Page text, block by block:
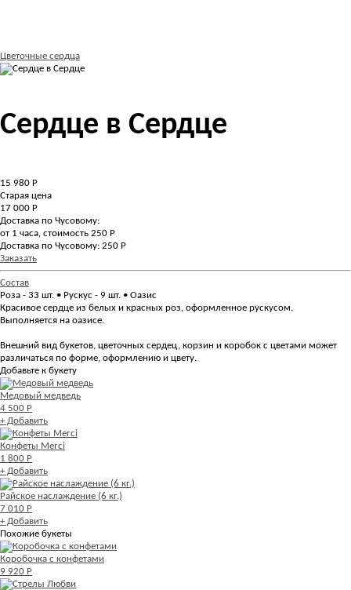
Цветочные сердца
Сердце в Сердце
15 980 Р
Старая цена
17 000 Р
Доставка по Чусовому:
от 1 часа, стоимость 250 Р
Доставка по Чусовому: 250 Р
Заказать
Состав
Роза - 33 шт. • Рускус - 9 шт. • Оазис
Красивое сердце из белых и красных роз, оформленное рускусом.
Выполняется на оазисе.
Внешний вид букетов, цветочных сердец, корзин и коробок с цветами может
различаться по форме, оформлению и цвету.
Добавьте к букету
Медовый медведь
4 500 Р
+ Добавить
Конфеты Merci
1 800 Р
+ Добавить
Райское наслаждение (6 кг.)
7 010 Р
+ Добавить
Похожие букеты
Коробочка с конфетами
9 920 Р